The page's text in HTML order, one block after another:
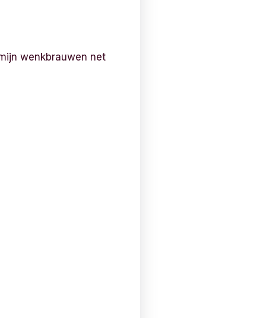
wenkbrauwen net